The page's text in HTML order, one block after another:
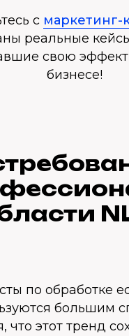
с маркетинг-
реальные
свою
бизнесе!
по обработке
большим
что этот тренд